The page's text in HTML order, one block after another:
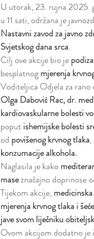
U utorak, 23. rujna 2025.
u 11 sati, održana je
Nastavni zavod za javno
Svjetskog dana srca.
Cilj ove akcije bio je
besplatnog mjerenja
Voditeljica Odjela za rano
Olga Dabović Rac, dr.
kardiovaskularne bolesti
poput ishemijske bolesti
od povišenog krvnog tlaka,
konzumacije alkohola.
Naglasila je kako
mase značajno doprinose
Tijekom akcije,
mjerenja krvnog tlaka i
jave svom liječniku
Ovom akcijom dodatno je